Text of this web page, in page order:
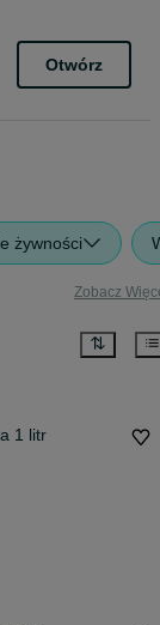
Otwórz
żywności
Zobacz
1 litr